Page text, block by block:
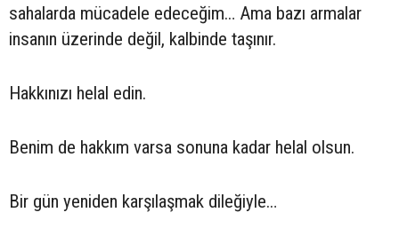
sahalarda mücadele edeceğim… Ama bazı armalar
insanın üzerinde değil, kalbinde taşınır.
Hakkınızı helal edin.
Benim de hakkım varsa sonuna kadar helal olsun.
Bir gün yeniden karşılaşmak dileğiyle…